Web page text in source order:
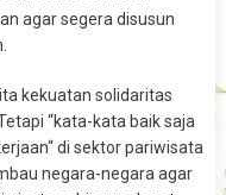
agar segera disusun
kekuatan solidaritas
“kata-kata baik saja
di sektor pariwisata
negara-negara agar